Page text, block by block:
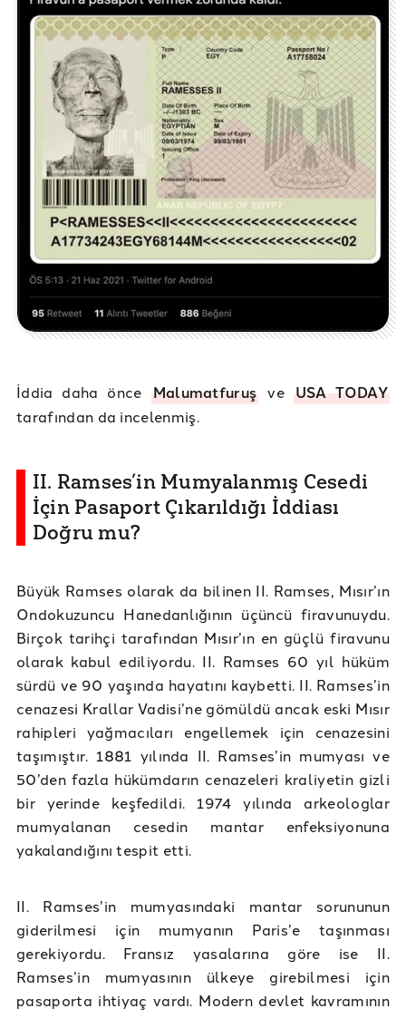
İddia daha önce Malumatfuruş ve USA TODAY
tarafından da incelenmiş.
II. Ramses’in Mumyalanmış Cesedi
İçin Pasaport Çıkarıldığı İddiası
Doğru mu?
Büyük Ramses olarak da bilinen II. Ramses, Mısır’ın
Ondokuzuncu Hanedanlığının üçüncü firavunuydu.
Birçok tarihçi tarafından Mısır’ın en güçlü firavunu
olarak kabul ediliyordu. II. Ramses 60 yıl hüküm
sürdü ve 90 yaşında hayatını kaybetti. II. Ramses’in
cenazesi Krallar Vadisi’ne gömüldü ancak eski Mısır
rahipleri yağmacıları engellemek için cenazesini
taşımıştır. 1881 yılında II. Ramses’in mumyası ve
50’den fazla hükümdarın cenazeleri kraliyetin gizli
bir yerinde keşfedildi. 1974 yılında arkeologlar
mumyalanan cesedin mantar enfeksiyonuna
yakalandığını tespit etti.
II. Ramses’in mumyasındaki mantar sorununun
giderilmesi için mumyanın Paris’e taşınması
gerekiyordu. Fransız yasalarına göre ise II.
Ramses’in mumyasının ülkeye girebilmesi için
pasaporta ihtiyaç vardı. Modern devlet kavramının